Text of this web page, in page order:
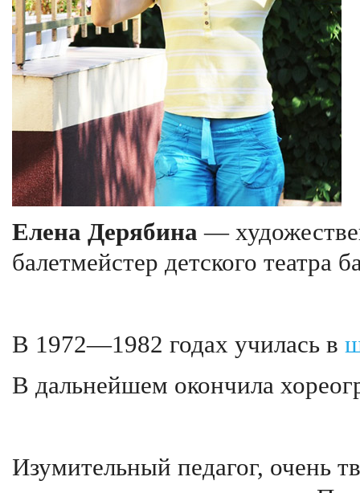
Елена Дерябина —
балетмейстер детского театра
В 1972—1982 годах училась в
В дальнейшем окончила
Изумительный педагог, очень